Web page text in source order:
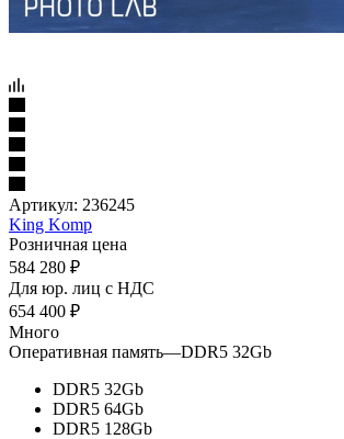
Артикул: 236245
King Komp
Розничная цена
584 280 ₽
Для юр. лиц c НДС
654 400 ₽
Много
Оперативная память—DDR5 32Gb
DDR5 32Gb
DDR5 64Gb
DDR5 128Gb